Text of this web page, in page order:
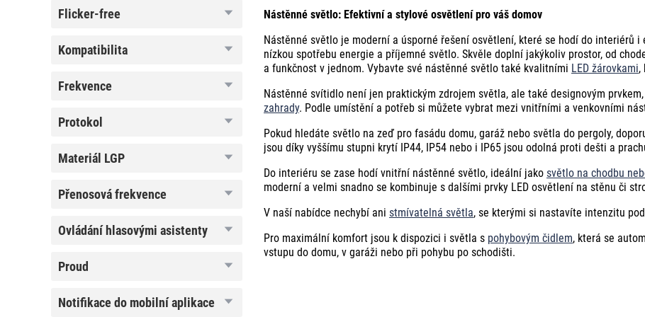
flicker-
flicker-free
kompatibilita
kompatibilita
frekvence
frekvence
protokol
protokol
materiál
materiál LGP
přenosová
přenosová frekvence
ovládání
ovládání hlasovými asistenty
proud
proud
notifikace
notifikace do mobilní aplikace
Nástěnné světlo: Efektivní a stylové osvětlení pro váš domov
Nástěnné světlo je moderní a úsporné řešení osvětlení, které se hodí do interiérů
nízkou spotřebu energie a příjemné světlo. Skvěle doplní jakýkoliv prostor, od
a funkčnost v jednom. Vybavte své nástěnné světlo také kvalitními LED žárovkami,
Nástěnné svítidlo není jen praktickým zdrojem světla, ale také designovým
zahrady. Podle umístění a potřeb si můžete vybrat mezi vnitřními a venkovními
Pokud hledáte světlo na zeď pro fasádu domu, garáž nebo světla do pergoly,
jsou díky vyššímu stupni krytí IP44, IP54 nebo i IP65 jsou odolná proti dešti a
Do interiéru se zase hodí vnitřní nástěnné světlo, ideální jako světlo na chodbu
moderní a velmi snadno se kombinuje s dalšími prvky LED osvětlení na stěnu či
V naší nabídce nechybí ani stmívatelná světla, se kterými si nastavíte intenzitu
Pro maximální komfort jsou k dispozici i světla s pohybovým čidlem, která se
vstupu do domu, v garáži nebo při pohybu po schodišti.